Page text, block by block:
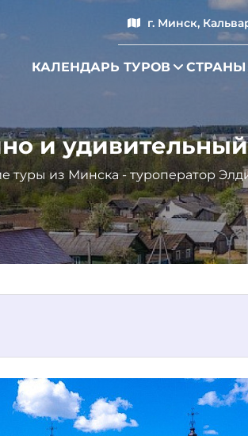
г. Минск,
КАЛЕНДАРЬ ТУРОВ СТРАНЫ
и
туры из Минска - туроператор